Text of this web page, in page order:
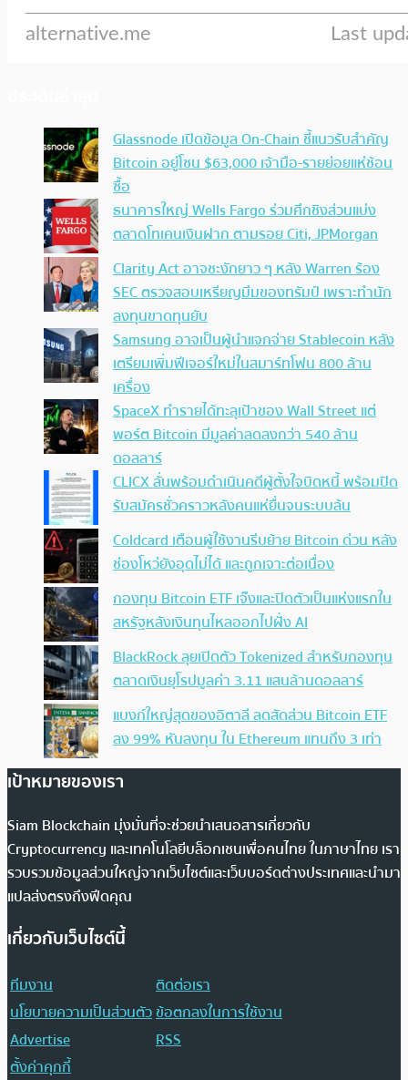
Glassnode เปิดข้อมูล On-Chain ชี้แนวรับสำคัญ
Bitcoin อยู่โซน $63,000 เจ้ามือ-รายย่อยแห่ช้อน
ซื้อ
ธนาคารใหญ่ Wells Fargo ร่วมศึกชิงส่วนแบ่ง
ตลาดโทเคนเงินฝาก ตามรอย Citi, JPMorgan
Clarity Act อาจชะงักยาว ๆ หลัง Warren ร้อง
SEC ตรวจสอบเหรียญมีมของทรัมป์ เพราะทำนัก
ลงทุนขาดทุนยับ
Samsung อาจเป็นผู้นำแจกจ่าย Stablecoin หลัง
เตรียมเพิ่มฟีเจอร์ใหม่ในสมาร์ทโฟน 800 ล้าน
เครื่อง
SpaceX ทำรายได้ทะลุเป้าของ Wall Street แต่
พอร์ต Bitcoin มีมูลค่าลดลงกว่า 540 ล้าน
ดอลลาร์
CLICX ลั่นพร้อมดำเนินคดีผู้ตั้งใจบิดหนี้ พร้อมปิด
รับสมัครชั่วคราวหลังคนแห่ยื่นจนระบบล้น
Coldcard เตือนผู้ใช้งานรีบย้าย Bitcoin ด่วน หลัง
ช่องโหว่ยังอุดไม่ได้ และถูกเจาะต่อเนื่อง
กองทุน Bitcoin ETF เจ๊งและปิดตัวเป็นแห่งแรกใน
สหรัฐหลังเงินทุนไหลออกไปฝั่ง AI
BlackRock ลุยเปิดตัว Tokenized สำหรับกองทุน
ตลาดเงินยุโรปมูลค่า 3.11 แสนล้านดอลลาร์
แบงก์ใหญ่สุดของอิตาลี ลดสัดส่วน Bitcoin ETF
ลง 99% หันลงทุน ใน Ethereum แทนถึง 3 เท่า
เป้าหมายของเรา
Siam Blockchain มุ่งมั่นที่จะช่วยนำเสนอสารเกี่ยวกับ
Cryptocurrency และเทคโนโลยีบล็อกเชนเพื่อคนไทย ในภาษาไทย เรา
รวบรวมข้อมูลส่วนใหญ่จากเว็บไซต์และเว็บบอร์ดต่างประเทศและนำมา
แปลส่งตรงถึงฟีดคุณ
เกี่ยวกับเว็บไซต์นี้
ทีมงาน
ติดต่อเรา
นโยบายความเป็นส่วนตัวข้อตกลงในการใช้งาน
Advertise
RSS
ตั้งค่าคุกกี้